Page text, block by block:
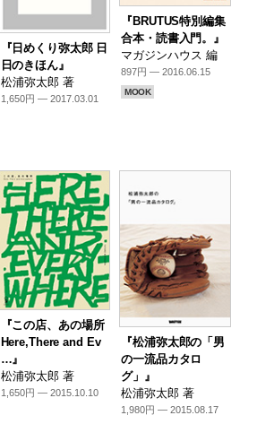
『日めくり弥太郎 日
日のきほん』
松浦弥太郎 著
1,650円 — 2017.03.01
『BRUTUS特別編集
合本・読書入門。』
マガジンハウス 編
897円 — 2016.06.15
MOOK
『この店、あの場所
Here,There and Ev
…』
松浦弥太郎 著
1,650円 — 2015.10.10
『松浦弥太郎の「男
の一流品カタロ
グ」』
松浦弥太郎 著
1,980円 — 2015.08.17